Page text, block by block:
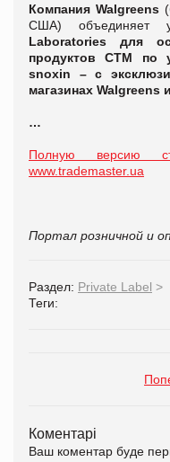
Компания Walgreens
США) объединяет
Laboratories для
продуктов СТМ по
snoxin – с
магазинах Walgreens и
…
Полную версию
www.trademaster.ua
Портал розничной и
Раздел: Private Label >
Теги:
Коментарі
Ваш коментар буде